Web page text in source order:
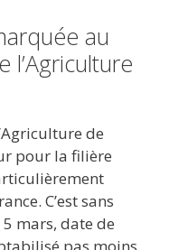
au
l’Agriculture
de
pour la filière
C’est sans
mars, date de
pas moins